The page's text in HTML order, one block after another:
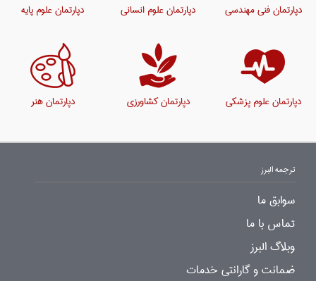
دپارتمان فنی مهندسی دپارتمان علوم انسانی دپارتمان علوم پایه
دپارتمان علوم پزشکی دپارتمان کشاورزی دپارتمان هنر
ترجمه البرز
سوابق ما
تماس با ما
وبلاگ البرز
ضمانت و گارانتی خدمات